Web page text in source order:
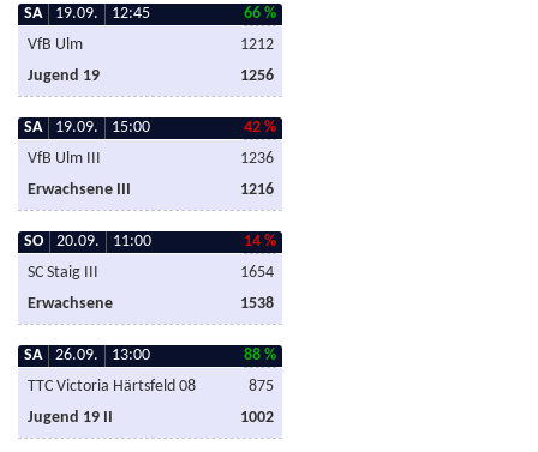
SA 19.09. 12:45
66 %
VfB Ulm
1212
Jugend 19
1256
SA 19.09. 15:00
42 %
VfB Ulm III
1236
Erwachsene III
1216
SO 20.09. 11:00
14 %
SC Staig III
1654
Erwachsene
1538
SA 26.09. 13:00
88 %
TTC Victoria Härtsfeld 08
875
Jugend 19 II
1002